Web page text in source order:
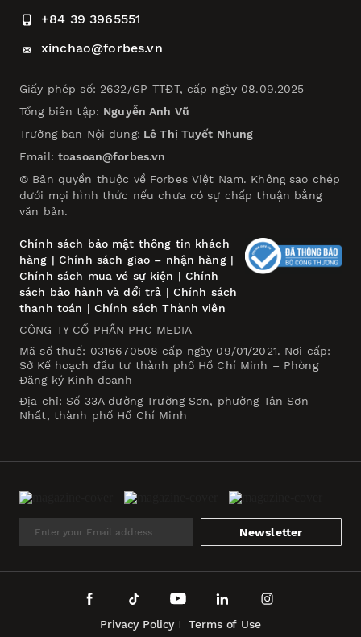
+84 39 3965551
xinchao@forbes.vn
Giấy phép số: 2632/GP-TTĐT, cấp ngày 08.09.2025
Tổng biên tập: Nguyễn Anh Vũ
Trưởng ban Nội dung: Lê Thị Tuyết Nhung
Email: toasoan@forbes.vn
© Bản quyền thuộc về Forbes Việt Nam. Không sao chép
dưới mọi hình thức nếu chưa có sự chấp thuận bằng
văn bản.
Chính sách bảo mật thông tin khách
hàng | Chính sách giao – nhận hàng|
Chính sách mua vé sự kiện | Chính
sách bảo hành và đổi trả | Chính sách
thanh toán | Chính sách Thành viên
CÔNG TY CỔ PHẦN PHC MEDIA
Mã số thuế: 0316670508 cấp ngày 09/01/2021. Nơi cấp:
Sở Kế hoạch đầu tư thành phố Hồ Chí Minh – Phòng
Đăng ký Kinh doanh
Địa chỉ: Số 33A đường Trường Sơn, phường Tân Sơn
Nhất, thành phố Hồ Chí Minh
Newsletter
Privacy Policy Terms of Use